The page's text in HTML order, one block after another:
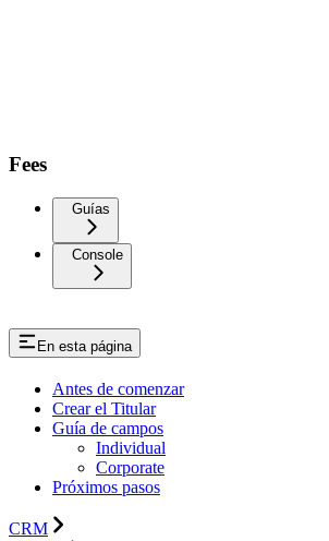
Fees
Guías
Console
En esta página
Antes de comenzar
Crear el Titular
Guía de campos
Individual
Corporate
Próximos pasos
CRM